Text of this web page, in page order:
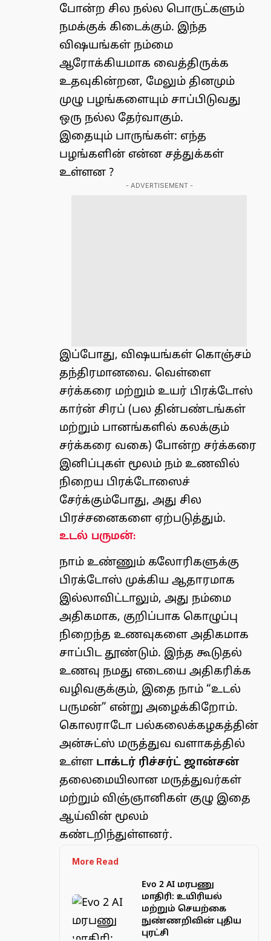
போன்ற சில நல்ல பொருட்களும்
நமக்குக் கிடைக்கும். இந்த
விஷயங்கள் நம்மை
ஆரோக்கியமாக வைத்திருக்க
உதவுகின்றன, மேலும் தினமும்
முழு பழங்களையும் சாப்பிடுவது
ஒரு நல்ல தேர்வாகும்.
இதையும் பாருங்கள்: எந்த
பழங்களின் என்ன சத்துக்கள்
உள்ளன ?
- ADVERTISEMENT -
இப்போது, ​​​​விஷயங்கள் கொஞ்சம்
தந்திரமானவை. வெள்ளை
சர்க்கரை மற்றும் உயர் பிரக்டோஸ்
கார்ன் சிரப் (பல தின்பண்டங்கள்
மற்றும் பானங்களில் கலக்கும்
சர்க்கரை வகை) போன்ற சர்க்கரை
இனிப்புகள் மூலம் நம் உணவில்
நிறைய பிரக்டோஸைச்
சேர்க்கும்போது, ​​அது சில
பிரச்சனைகளை ஏற்படுத்தும்.
உடல் பருமன்:
நாம் உண்ணும் கலோரிகளுக்கு
பிரக்டோஸ் முக்கிய ஆதாரமாக
இல்லாவிட்டாலும், அது நம்மை
அதிகமாக, குறிப்பாக கொழுப்பு
நிறைந்த உணவுகளை அதிகமாக
சாப்பிட தூண்டும். இந்த கூடுதல்
உணவு நமது எடையை அதிகரிக்க
வழிவகுக்கும், இதை நாம் “உடல்
பருமன்” என்று அழைக்கிறோம்.
கொலராடோ பல்கலைக்கழகத்தின்
அன்சுட்ஸ் மருத்துவ வளாகத்தில்
உள்ள டாக்டர் ரிச்சர்ட் ஜான்சன்
தலைமையிலான மருத்துவர்கள்
மற்றும் விஞ்ஞானிகள் குழு இதை
ஆய்வின் மூலம்
கண்டறிந்துள்ளனர்.
More Read
Evo 2 AI மரபணு
மாதிரி: உயிரியல்
மற்றும் செயற்கை
நுண்ணறிவின் புதிய
புரட்சி